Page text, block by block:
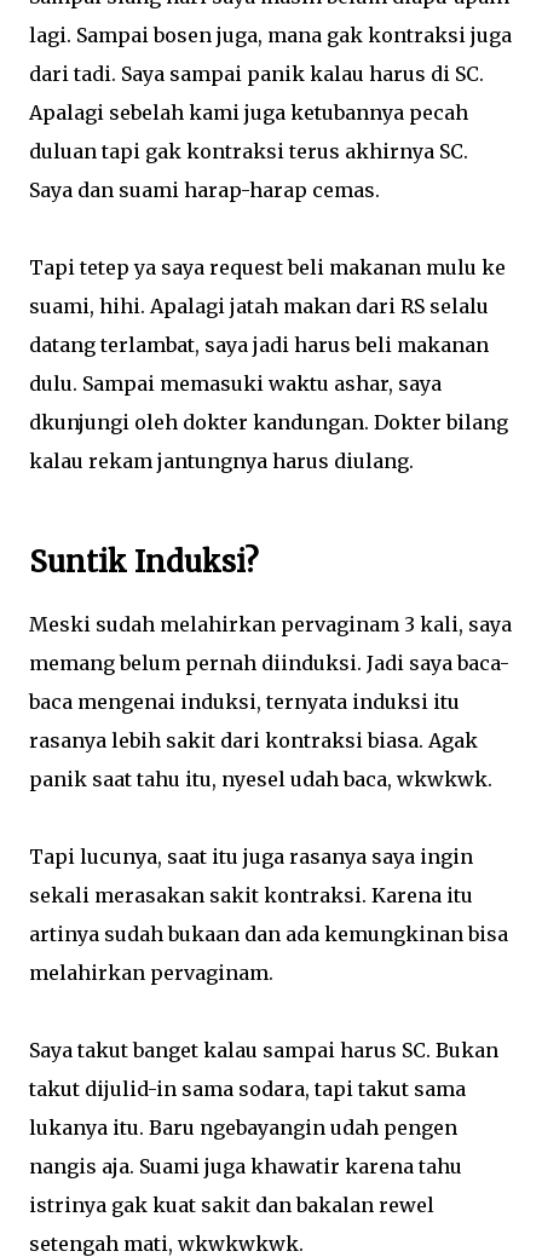
lagi. Sampai bosen juga, mana gak kontraksi juga
dari tadi. Saya sampai panik kalau harus di SC.
Apalagi sebelah kami juga ketubannya pecah
duluan tapi gak kontraksi terus akhirnya SC.
Saya dan suami harap-harap cemas.
Tapi tetep ya saya request beli makanan mulu ke
suami, hihi. Apalagi jatah makan dari RS selalu
datang terlambat, saya jadi harus beli makanan
dulu. Sampai memasuki waktu ashar, saya
dkunjungi oleh dokter kandungan. Dokter bilang
kalau rekam jantungnya harus diulang.
Suntik Induksi?
Meski sudah melahirkan pervaginam 3 kali, saya
memang belum pernah diinduksi. Jadi saya baca-
baca mengenai induksi, ternyata induksi itu
rasanya lebih sakit dari kontraksi biasa. Agak
panik saat tahu itu, nyesel udah baca, wkwkwk.
Tapi lucunya, saat itu juga rasanya saya ingin
sekali merasakan sakit kontraksi. Karena itu
artinya sudah bukaan dan ada kemungkinan bisa
melahirkan pervaginam.
Saya takut banget kalau sampai harus SC. Bukan
takut dijulid-in sama sodara, tapi takut sama
lukanya itu. Baru ngebayangin udah pengen
nangis aja. Suami juga khawatir karena tahu
istrinya gak kuat sakit dan bakalan rewel
setengah mati, wkwkwkwk.